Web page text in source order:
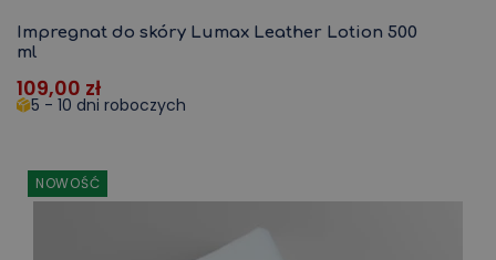
Impregnat do skóry Lumax Leather Lotion 500
ml
109,00 zł
5 - 10 dni roboczych
NOWOŚĆ